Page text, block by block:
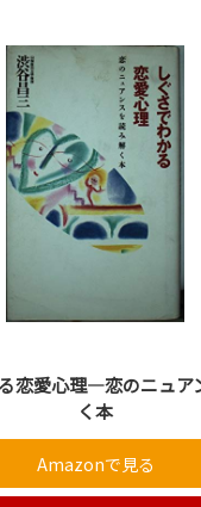
恋愛心理―恋のニュア
く本
Amazonで見る